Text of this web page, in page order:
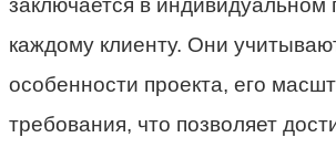
заключается в индивидуальном
каждому клиенту. Они
особенности проекта, его
требования, что позволяет